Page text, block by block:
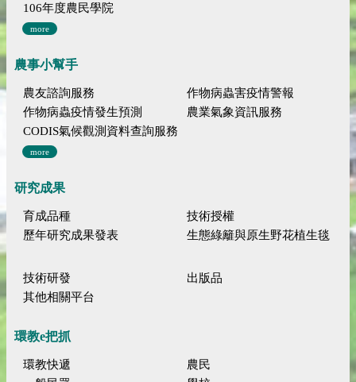
106年度農民學院
more
農事小幫手
農友諮詢服務
作物病蟲害疫情警報
作物病蟲疫情發生預測
農業氣象資訊服務
CODIS氣候觀測資料查詢服務
more
研究成果
育成品種
技術授權
歷年研究成果發表
生態綠籬與原生野花植生毯
技術研發
出版品
其他相關平台
環教e把抓
環教快遞
農民